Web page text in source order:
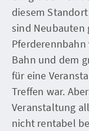
diesem
sind Neubauten
Bahn und dem
für eine
Treffen war.
Veranstaltung
nicht rentabel